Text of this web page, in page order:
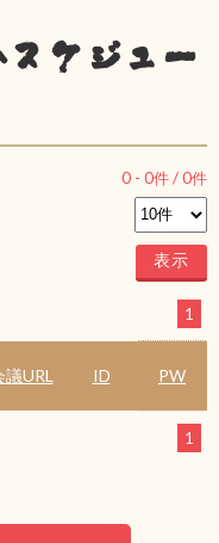
ケジュー
0 - 0件 /0件
1
URL ID PW
1